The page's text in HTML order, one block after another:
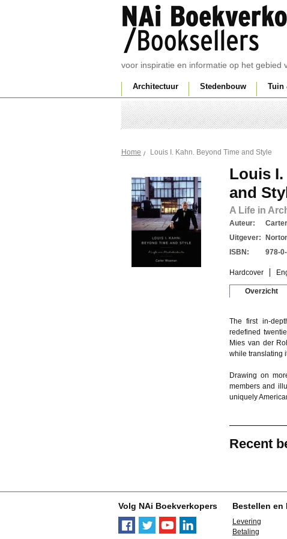
voor inspiratie en informatie op het gebied
Architectuur Stedenbouw Tuin
Home Louis I. Kahn. Beyond Time and Style
Louis
and
A Life in
Auteur:
Uitgever:
ISBN:
978-
Hardcover
Overzicht
The first in-
redefined
Mies van der
while translating
Drawing on
members and
uniquely
Recent
Volg NAi Boekverkopers Bestellen en
Levering
Betaling